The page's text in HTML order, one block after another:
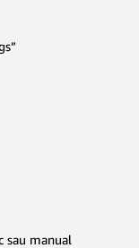
sau manual